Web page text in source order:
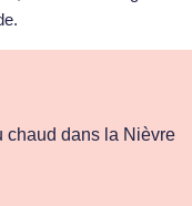
chaud dans la Nièvre